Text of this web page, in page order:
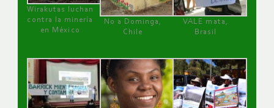
Wirakutas luchan
contra la minería
en México
No a Dominga,
Chile
VALE mata,
Brasil